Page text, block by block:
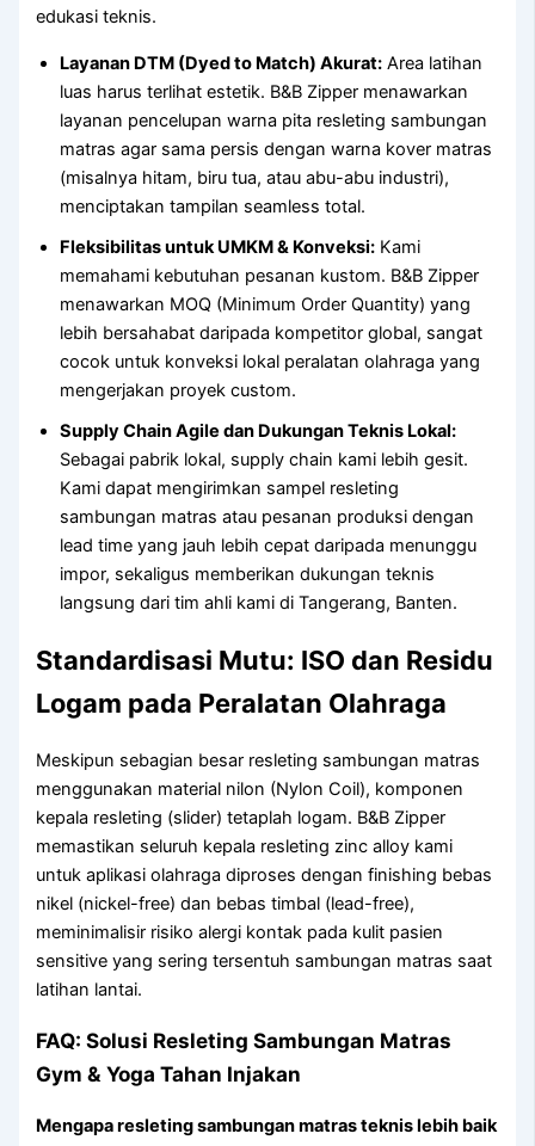
edukasi teknis.
Layanan DTM (Dyed to Match) Akurat: Area latihan
luas harus terlihat estetik. B&B Zipper menawarkan
layanan pencelupan warna pita resleting sambungan
matras agar sama persis dengan warna kover matras
(misalnya hitam, biru tua, atau abu-abu industri),
menciptakan tampilan seamless total.
Fleksibilitas untuk UMKM & Konveksi: Kami
memahami kebutuhan pesanan kustom. B&B Zipper
menawarkan MOQ (Minimum Order Quantity) yang
lebih bersahabat daripada kompetitor global, sangat
cocok untuk konveksi lokal peralatan olahraga yang
mengerjakan proyek custom.
Supply Chain Agile dan Dukungan Teknis Lokal:
Sebagai pabrik lokal, supply chain kami lebih gesit.
Kami dapat mengirimkan sampel resleting
sambungan matras atau pesanan produksi dengan
lead time yang jauh lebih cepat daripada menunggu
impor, sekaligus memberikan dukungan teknis
langsung dari tim ahli kami di Tangerang, Banten.
Standardisasi Mutu: ISO dan Residu
Logam pada Peralatan Olahraga
Meskipun sebagian besar resleting sambungan matras
menggunakan material nilon (Nylon Coil), komponen
kepala resleting (slider) tetaplah logam. B&B Zipper
memastikan seluruh kepala resleting zinc alloy kami
untuk aplikasi olahraga diproses dengan finishing bebas
nikel (nickel-free) dan bebas timbal (lead-free),
meminimalisir risiko alergi kontak pada kulit pasien
sensitive yang sering tersentuh sambungan matras saat
latihan lantai.
FAQ: Solusi Resleting Sambungan Matras
Gym & Yoga Tahan Injakan
Mengapa resleting sambungan matras teknis lebih baik